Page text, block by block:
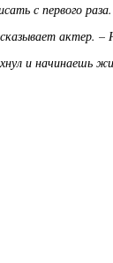
с первого
актер.
и начинаешь